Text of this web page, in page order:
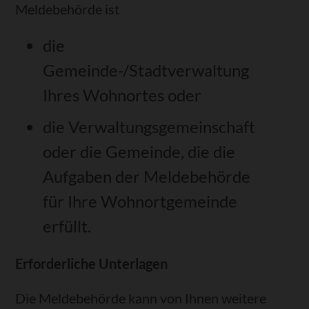
Meldebehörde ist
die
Gemeinde-/Stadtverwaltung
Ihres Wohnortes oder
die Verwaltungsgemeinschaft
oder die Gemeinde, die die
Aufgaben der Meldebehörde
für Ihre Wohnortgemeinde
erfüllt.
Erforderliche Unterlagen
Die Meldebehörde kann von Ihnen weitere